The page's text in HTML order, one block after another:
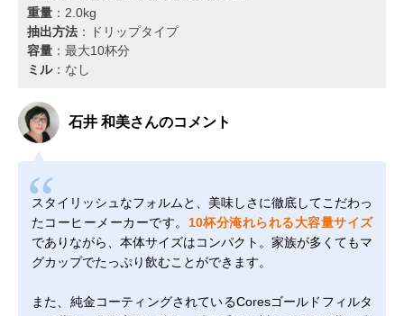
重量 ：2.0kg
抽出方法 ：ドリップタイプ
容量 ：最大10杯分
ミル：なし
石井 和美さんのコメント
スタイリッシュなフォルムと、美味しさに徹底してこだわっ
たコーヒーメーカーです。 10杯分淹れられる大容量サイズ
でありながら、本体サイズはコンパクト。家族が多くてもマ
グカップでたっぷり飲むことができます。
また、純金コーティングされているCoresゴールドフィルタ